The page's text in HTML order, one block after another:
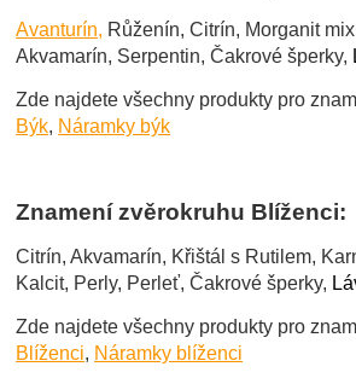
Avanturín, Růženín, Citrín, Morganit
Akvamarín, Serpentin, Čakrové šperky,
Zde najdete všechny produkty pro
Býk, Náramky býk
Znamení zvěrokruhu Blíženci:
Citrín, Akvamarín, Křištál s Rutilem,
Kalcit, Perly, Perleť, Čakrové šperky,
Zde najdete všechny produkty pro
Blíženci, Náramky blíženci